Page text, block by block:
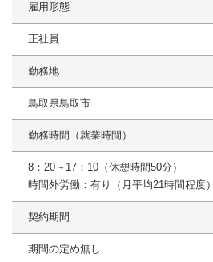
雇用形態
正社員
勤務地
鳥取県鳥取市
勤務時間（就業時間）
8：20～17：10（休憩時間50分）
時間外労働：有り（月平均21時間程度）
契約期間
期間の定め無し